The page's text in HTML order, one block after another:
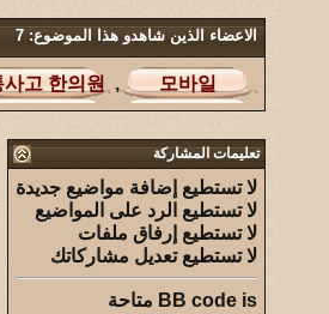
الاعضاء الذين شاهدو هذا الموضوع: 7
,
تعليمات المشاركة
لا تستطيع إضافة مواضيع جديدة
لا تستطيع الرد على المواضيع
لا تستطيع إرفاق ملفات
لا تستطيع تعديل مشاركاتك
BB codeis
متاحة